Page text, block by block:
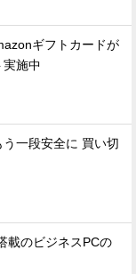
ギフトカードが
実施中
一段安全に 買い切
載のビジネスPCの